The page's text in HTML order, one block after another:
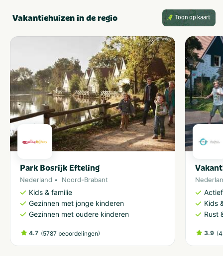
Vakantiehuizen in de regio Toon op kaart
Park Bosrijk Efteling
Nederland Noord-Brabant
Kids & familie
Gezinnen met jonge kinderen
Gezinnen met oudere kinderen
4.7 (5787 beoordelingen)
Kids
Rust
3.9 (